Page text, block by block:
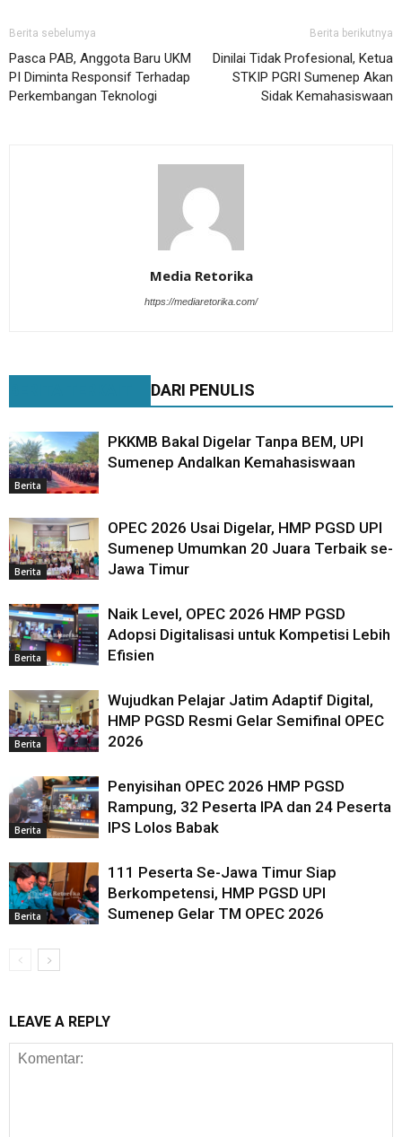
Berita sebelumya
Pasca PAB, Anggota Baru UKM
PI Diminta Responsif Terhadap
Perkembangan Teknologi
Berita berikutnya
Dinilai Tidak Profesional, Ketua
STKIP PGRI Sumenep Akan
Sidak Kemahasiswaan
Media Retorika
https://mediaretorika.com/
DARI PENULIS
Berita
PKKMB Bakal Digelar Tanpa BEM, UPI
Sumenep Andalkan Kemahasiswaan
Berita
OPEC 2026 Usai Digelar, HMP PGSD UPI
Sumenep Umumkan 20 Juara Terbaik se-
Jawa Timur
Berita
Naik Level, OPEC 2026 HMP PGSD
Adopsi Digitalisasi untuk Kompetisi Lebih
Efisien
Berita
Wujudkan Pelajar Jatim Adaptif Digital,
HMP PGSD Resmi Gelar Semifinal OPEC
2026
Berita
Penyisihan OPEC 2026 HMP PGSD
Rampung, 32 Peserta IPA dan 24 Peserta
IPS Lolos Babak
Berita
111 Peserta Se-Jawa Timur Siap
Berkompetensi, HMP PGSD UPI
Sumenep Gelar TM OPEC 2026
LEAVE A REPLY